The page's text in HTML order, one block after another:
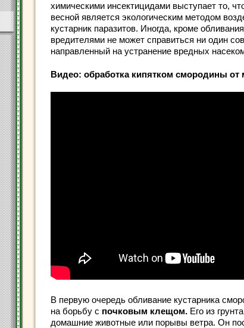
химическими инсектицидами выступает то,
весной является экологическим методом
кустарник паразитов. Иногда, кроме
вредителями не может справиться ни один
направленный на устранение вредных
Видео: обработка кипятком смородины от
В первую очередь обливание кустарника
на борьбу с почковым клещом. Его из
домашние животные или порывы ветра. Он